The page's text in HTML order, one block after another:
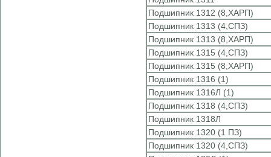
Подшипник 1312 (8,ХАРП)
Подшипник 1313 (4,СПЗ)
Подшипник 1313 (8,ХАРП)
Подшипник 1315 (4,СПЗ)
Подшипник 1315 (8,ХАРП)
Подшипник 1316 (1)
Подшипник 1316Л (1)
Подшипник 1318 (4,СПЗ)
Подшипник 1318Л
Подшипник 1320 (1 ПЗ)
Подшипник 1320 (4,СПЗ)